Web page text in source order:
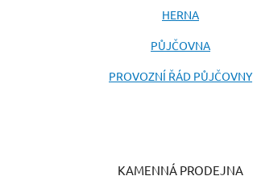
HERNA
PŮJČOVNA
PROVOZNÍ ŘÁD PŮJČOVNY
KAMENNÁ PRODEJNA